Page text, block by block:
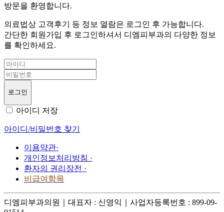
방문을 환영합니다.
의료법상 고객후기 등 정보 열람은 로그인 후 가능합니다.
간단한 회원가입 후 로그인하셔서 디엠피부과의 다양한 정보
를 확인하세요.
로그인
아이디 저장
아이디/비밀번호 찾기
이용약관·
개인정보처리방침 ·
환자의 권리장전 ·
비급여항목
디엠피부과의원｜ 대표자 : 신영익｜ 사업자등록번호 : 899-09-